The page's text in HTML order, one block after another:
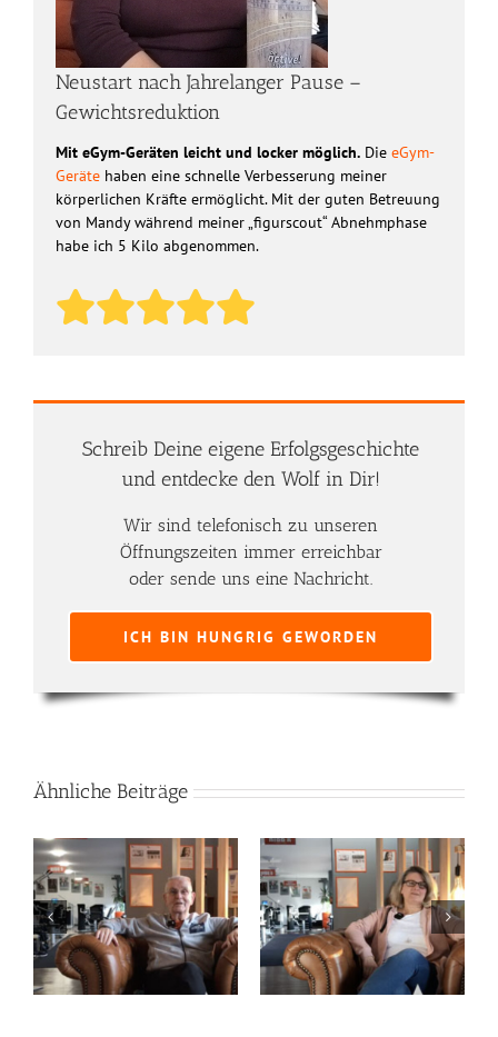
Neustart nach Jahrelanger Pause –
Gewichtsreduktion
Mit eGym-Geräten leicht und locker möglich.Die eGym-
Gerätehaben eine schnelle Verbesserung meiner
körperlichen Kräfte ermöglicht. Mit der guten Betreuung
von Mandy während meiner „figurscout“ Abnehmphase
habe ich 5 Kilo abgenommen.
Schreib Deine eigene Erfolgsgeschichte
und entdecke den Wolf in Dir!
Wir sind telefonisch zu unseren
Öffnungszeiten immer erreichbar
oder sende uns eine Nachricht.
ICH BIN HUNGRIG GEWORDEN
Ähnliche Beiträge
Sabine Werle Emelie-Freya Wohland